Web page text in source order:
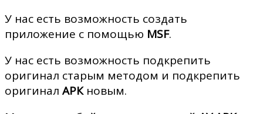
У нас есть возможность создать
приложение с помощью MSF.
У нас есть возможность подкрепить
оригинал старым методом и подкрепить
оригинал APК новым.